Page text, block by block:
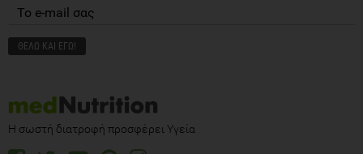
Η σωστή διατροφή προσφέρει Υγεία